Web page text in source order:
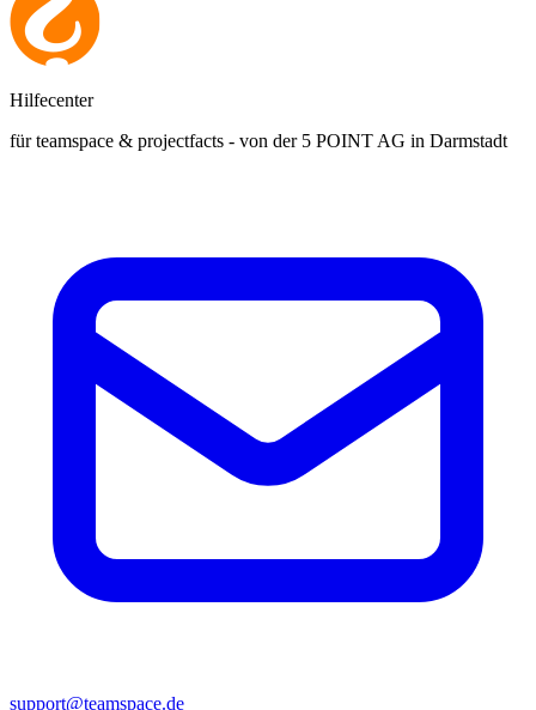
Hilfecenter
für teamspace & projectfacts - von der 5 POINT AG in Darmstadt
support@teamspace.de